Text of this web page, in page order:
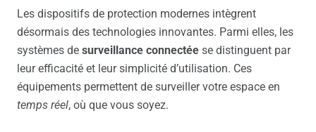
Les dispositifs de protection modernes intègrent
désormais des technologies innovantes. Parmi elles, les
systèmes de surveillance connectée se distinguent par
leur efficacité et leur simplicité d’utilisation. Ces
équipements permettent de surveiller votre espace en
temps réel, où que vous soyez.